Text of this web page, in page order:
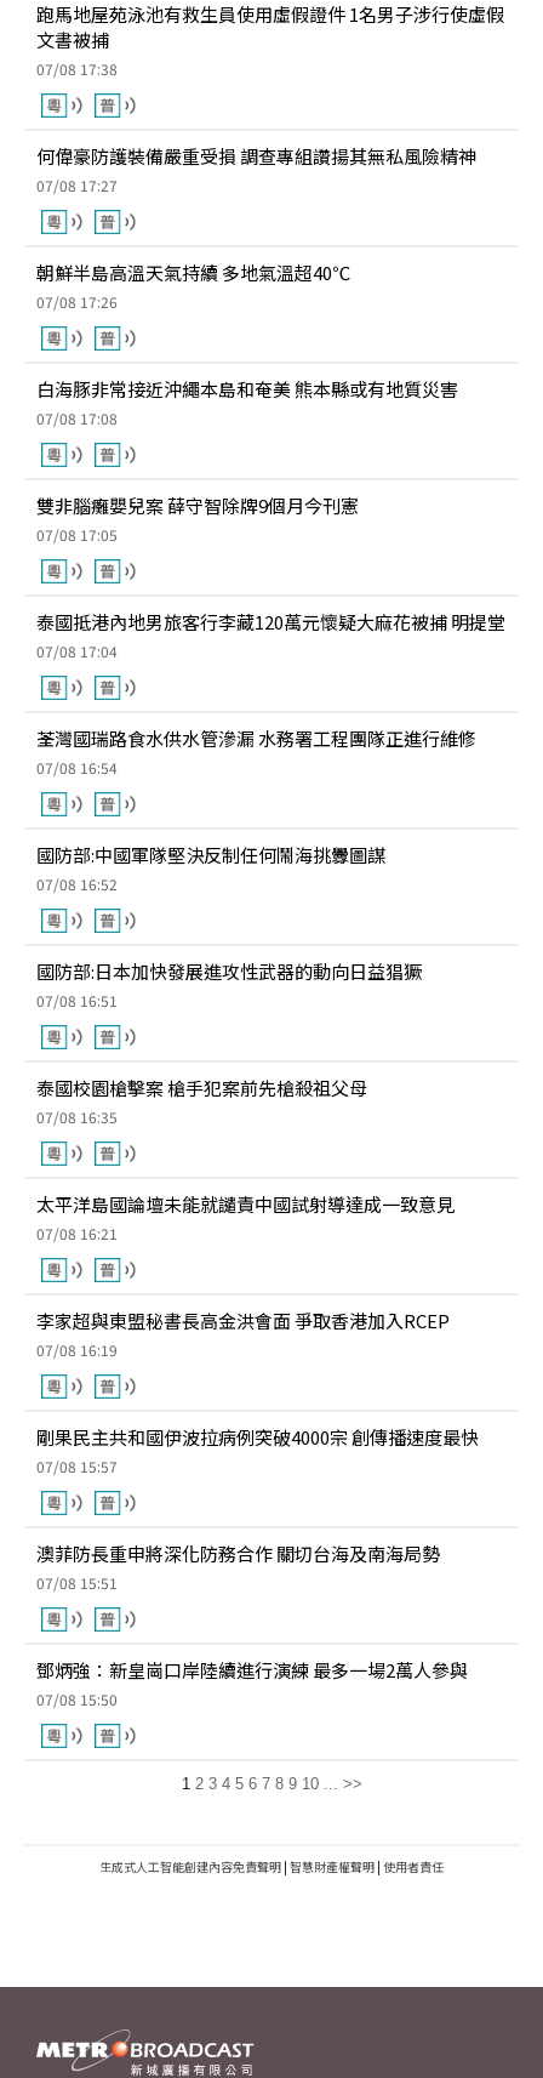
跑馬地屋苑泳池有救生員使用虛假證件 1名男子涉行使虛假
文書被捕
07/08 17:38
何偉豪防護裝備嚴重受損 調查專組讚揚其無私風險精神
07/08 17:27
朝鮮半島高溫天氣持續 多地氣溫超40℃
07/08 17:26
白海豚非常接近沖繩本島和奄美 熊本縣或有地質災害
07/08 17:08
雙非腦癱嬰兒案 薛守智除牌9個月今刊憲
07/08 17:05
泰國抵港內地男旅客行李藏120萬元懷疑大麻花被捕 明提堂
07/08 17:04
荃灣國瑞路食水供水管滲漏 水務署工程團隊正進行維修
07/08 16:54
國防部:中國軍隊堅決反制任何鬧海挑釁圖謀
07/08 16:52
國防部:日本加快發展進攻性武器的動向日益猖獗
07/08 16:51
泰國校園槍擊案 槍手犯案前先槍殺祖父母
07/08 16:35
太平洋島國論壇未能就譴責中國試射導達成一致意見
07/08 16:21
李家超與東盟秘書長高金洪會面 爭取香港加入RCEP
07/08 16:19
剛果民主共和國伊波拉病例突破4000宗 創傳播速度最快
07/08 15:57
澳菲防長重申將深化防務合作 關切台海及南海局勢
07/08 15:51
鄧炳強：新皇崗口岸陸續進行演練 最多一場2萬人參與
07/08 15:50
1 2 3 4 5 6 7 8 9 10 ... >>
生成式人工智能創建內容免責聲明 | 智慧財產權聲明 | 使用者責任